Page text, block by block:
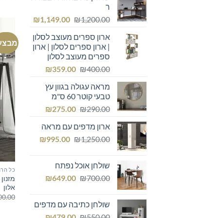
ר
₪1,200.00
המחיר
היה:
₪1,200.00.
₪1,149.00
המחיר
הוא:ארון ספרים מעוצב לסלון
| ארון ספרים לסלון | ארון
ספרים מעוצב לסלון
₪400.00
המחיר
היה:
₪400.00.
₪359.00
המחיר
הוא:מראה עגולה בגוון עץ
טבעי קוטר 60 ס"מ
₪290.00
המחיר
היה:
₪290.00.
₪275.00
המחיר
הוא:
₪275.00.
ארון מדפים עם מראה
₪1,250.00
המחיר
₪1,250.00.
₪995.00
המחיר
₪995.00.
שולחן אוכל נפתח
₪700.00
המחיר
₪700.00.
₪649.00
המחיר
₪649.00.שולחן כתיבה עם מדפים
כל
אלון